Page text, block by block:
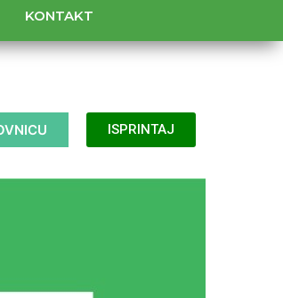
KONTAKT
ISPRINTAJ